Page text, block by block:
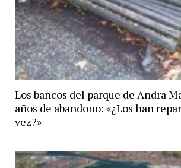
Los bancos del parque de Andra
años de abandono: «¿Los han
vez?»